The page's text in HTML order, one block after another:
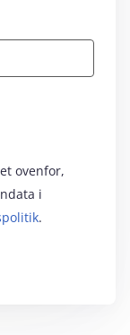
ovenfor,
i
.